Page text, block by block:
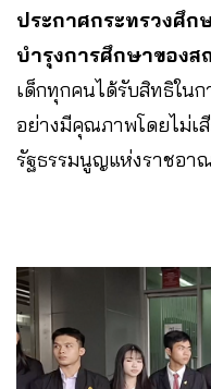
ประกาศกระทรวงศึก
บำรุงการศึกษาของส
เด็กทุกคนได้รับสิทธิใน
อย่างมีคุณภาพโดยไม่เ
รัฐธรรมนูญแห่งราชอา